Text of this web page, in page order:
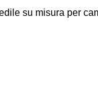
su misura per